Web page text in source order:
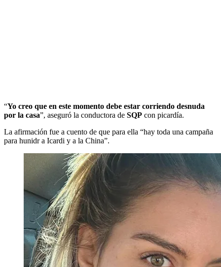
“Yo creo que en este momento debe estar corriendo desnuda
por la casa”, aseguró la conductora de SQP con picardía.
La afirmación fue a cuento de que para ella “hay toda una campaña
para hunidr a Icardi y a la China”.